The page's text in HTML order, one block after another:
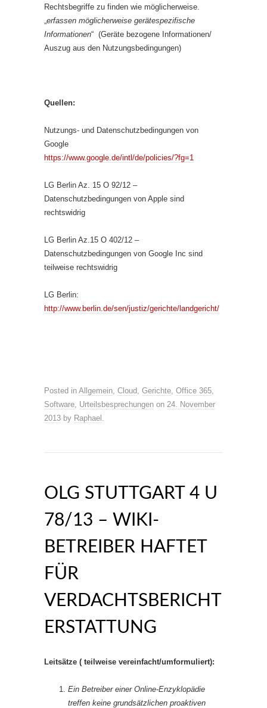
Rechtsbegriffe zu finden wie möglicherweise.
„erfassen möglicherweise gerätespezifische
Informationen“ (Geräte bezogene Informationen/
Auszug aus den Nutzungsbedingungen)
Quellen:
Nutzungs- und Datenschutzbedingungen von
Google
https://www.google.de/intl/de/policies/?fg=1
LG Berlin Az. 15 O 92/12 –
Datenschutzbedingungen von Apple sind
rechtswidrig
LG Berlin Az.15 O 402/12 –
Datenschutzbedingungen von Google Inc sind
teilweise rechtswidrig
LG Berlin:
http://www.berlin.de/sen/justiz/gerichte/landgericht/
Posted in Allgemein, Cloud, Gerichte, Office 365,
Software, Urteilsbesprechungen on 24. November
2013 by Raphael .
OLG STUTTGART 4 U
78/13 – WIKI-
BETREIBER HAFTET
FÜR
VERDACHTSBERICHT
ERSTATTUNG
Leitsätze ( teilweise vereinfacht/umformuliert):
Ein Betreiber einer Online-Enzyklopädie
treffen keine grundsätzlichen proaktiven